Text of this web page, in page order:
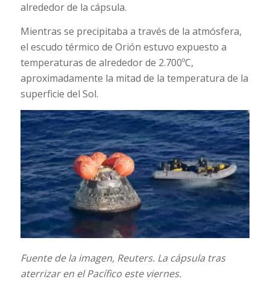
alrededor de la cápsula.
Mientras se precipitaba a través de la atmósfera,
el escudo térmico de Orión estuvo expuesto a
temperaturas de alrededor de 2.700ºC,
aproximadamente la mitad de la temperatura de la
superficie del Sol.
Fuente de la imagen, Reuters. La cápsula tras
aterrizar en el Pacífico este viernes.